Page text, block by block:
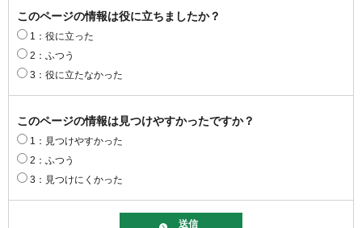
このページの情報は役に立ちましたか？
1：役に立った
2：ふつう
3：役に立たなかった
このページの情報は見つけやすかったですか？
1：見つけやすかった
2：ふつう
3：見つけにくかった